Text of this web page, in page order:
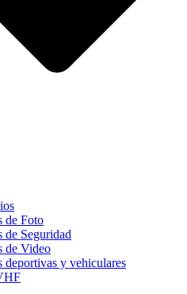
de Foto
de Seguridad
de Video
deportivas y vehiculares